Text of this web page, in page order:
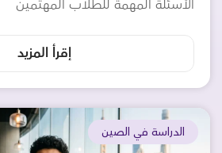
الأسئلة المهمة للطلاب المهتمين
إقرأ المزيد
الدراسة في الصين